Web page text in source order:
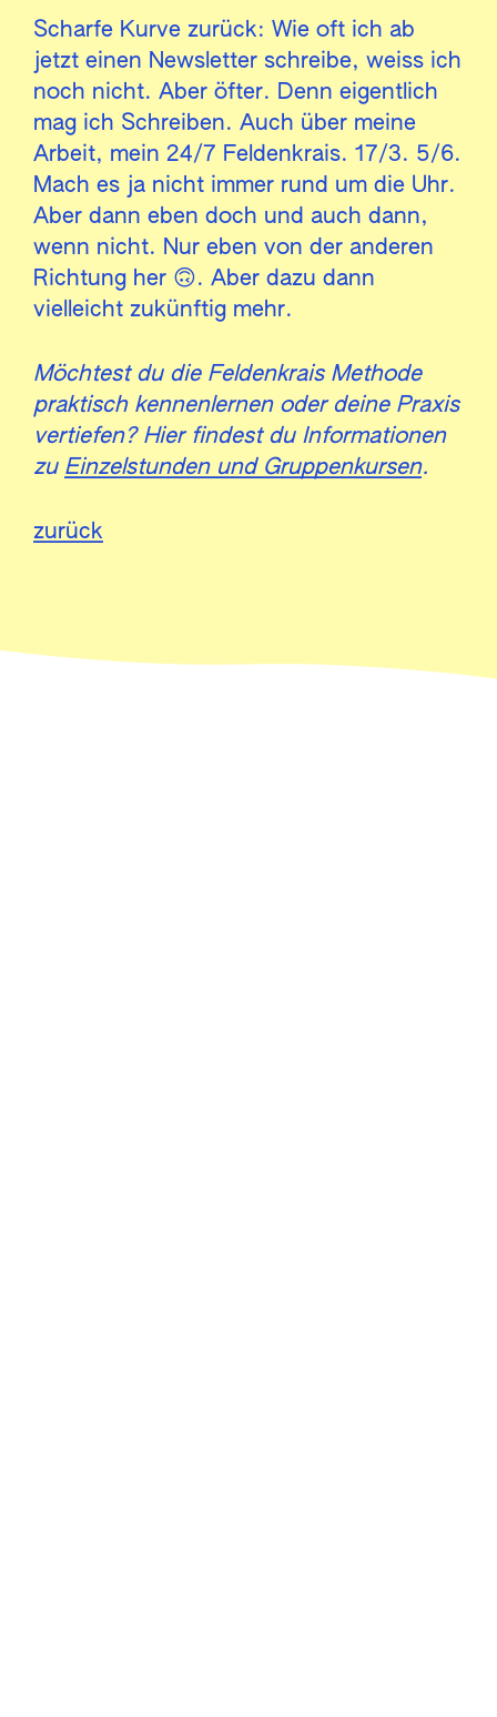
Scharfe Kurve zurück: Wie oft ich ab
jetzt einen Newsletter schreibe, weiss ich
noch nicht. Aber öfter. Denn eigentlich
mag ich Schreiben. Auch über meine
Arbeit, mein 24/7 Feldenkrais. 17/3. 5/6.
Mach es ja nicht immer rund um die Uhr.
Aber dann eben doch und auch dann,
wenn nicht. Nur eben von der anderen
Richtung her 🙃. Aber dazu dann
vielleicht zukünftig mehr.
Möchtest du die Feldenkrais Methode
praktisch kennenlernen oder deine Praxis
vertiefen? Hier findest du Informationen
zu Einzelstunden und Gruppenkursen.
zurück